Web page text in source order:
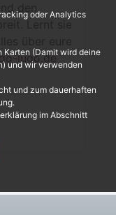
den
Lernt sie
lugo.de
oder Analytics
Karten (Damit wird deine
und wir verwenden
und zum dauerhaften
im Abschnitt